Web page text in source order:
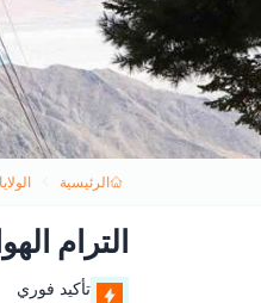
الرئيسية
الترام
تأكيد فوري